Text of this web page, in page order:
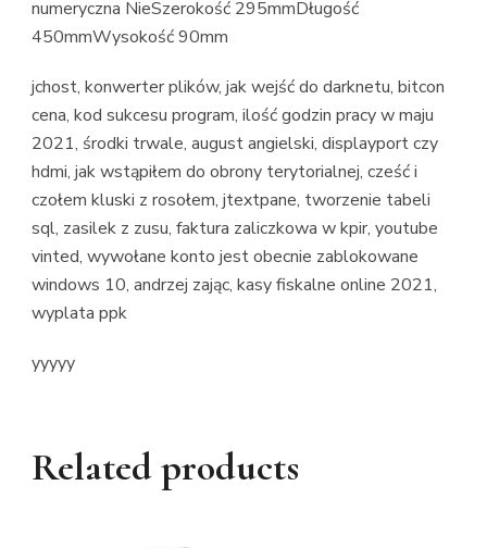
numeryczna NieSzerokość 295mmDługość
450mmWysokość 90mm
jchost, konwerter plików, jak wejść do darknetu, bitcon
cena, kod sukcesu program, ilość godzin pracy w maju
2021, środki trwale, august angielski, displayport czy
hdmi, jak wstąpiłem do obrony terytorialnej, cześć i
czołem kluski z rosołem, jtextpane, tworzenie tabeli
sql, zasilek z zusu, faktura zaliczkowa w kpir, youtube
vinted, wywołane konto jest obecnie zablokowane
windows 10, andrzej zając, kasy fiskalne online 2021,
wyplata ppk
yyyyy
Related products